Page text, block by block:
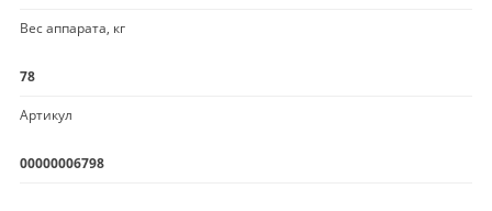
Вес аппарата, кг
78
Артикул
00000006798